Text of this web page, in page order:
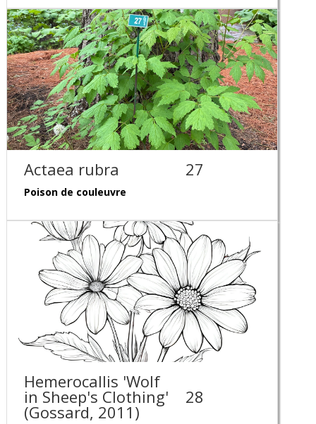
Actaea rubra 27
Poison de couleuvre
Hemerocallis 'Wolf
in Sheep's Clothing'
(Gossard, 2011)
28